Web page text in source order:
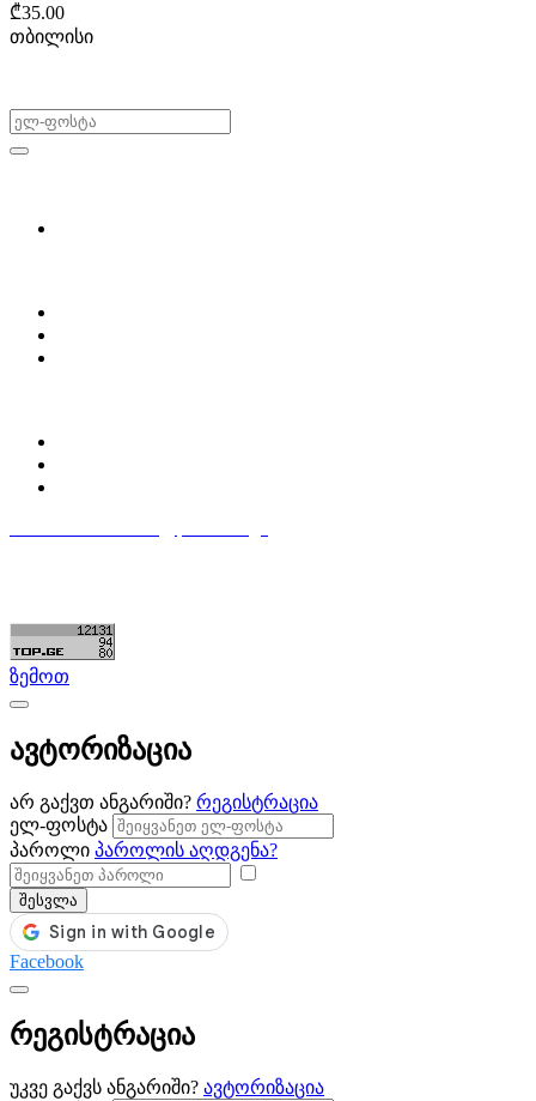
₾35.00
თბილისი
ზემოთ
ავტორიზაცია
არ გაქვთ ანგარიში? რეგისტრაცია
ელ-ფოსტა
პაროლი პაროლის აღდგენა?
შესვლა
Facebook
რეგისტრაცია
უკვე გაქვს ანგარიში? ავტორიზაცია